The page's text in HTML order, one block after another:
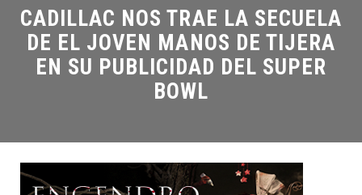
CADILLAC NOS TRAE LA SECUELA
DE EL JOVEN MANOS DE TIJERA
EN SU PUBLICIDAD DEL SUPER
BOWL